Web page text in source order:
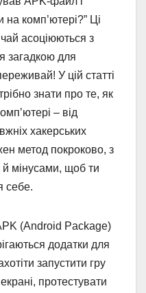
комп’ютері?” Ці
асоціюються з
загадкою для
У цій статті
знати про те, як
– від
хакерських
метод покроково, з
мінусами, щоб ти
себе.
(Android Package)
додатки для
запустити гру
протестувати